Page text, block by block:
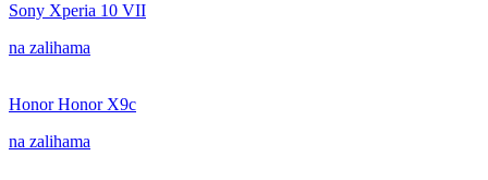
Sony Xperia 10 VII
na zalihama
Honor Honor X9c
na zalihama